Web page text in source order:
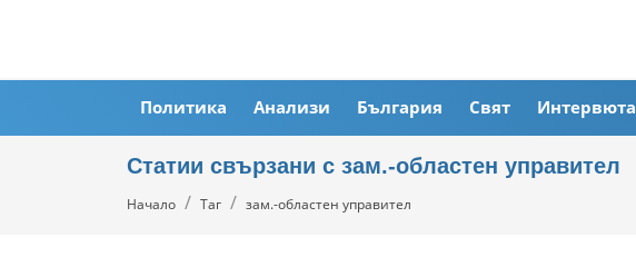
Политика Анализи България Свят Интервюта
Статии свързани с зам.-областен управител
Начало Таг зам.-областен управител